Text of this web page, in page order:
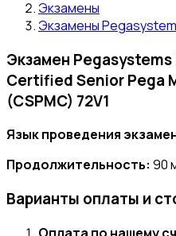
Экзамены
Экзамены
Экзамен Pegasystems
Certified Senior Pega
(CSPMC) 72V1
Язык проведения
Продолжительность: 90
Варианты оплаты и